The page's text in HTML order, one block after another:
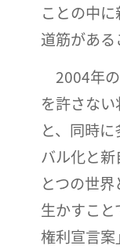
ことの中
道筋がある
2004年
を許さな
と、同時
バル化と
とつの世
生かすこ
権利宣言